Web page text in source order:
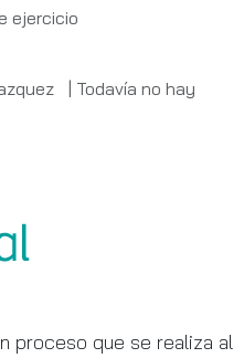
ejercicio
| Todavía no hay
proceso que se realiza al